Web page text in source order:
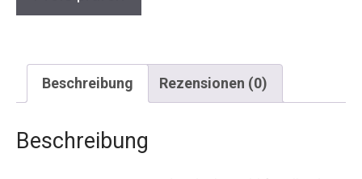
Beschreibung Rezensionen (0)
Beschreibung